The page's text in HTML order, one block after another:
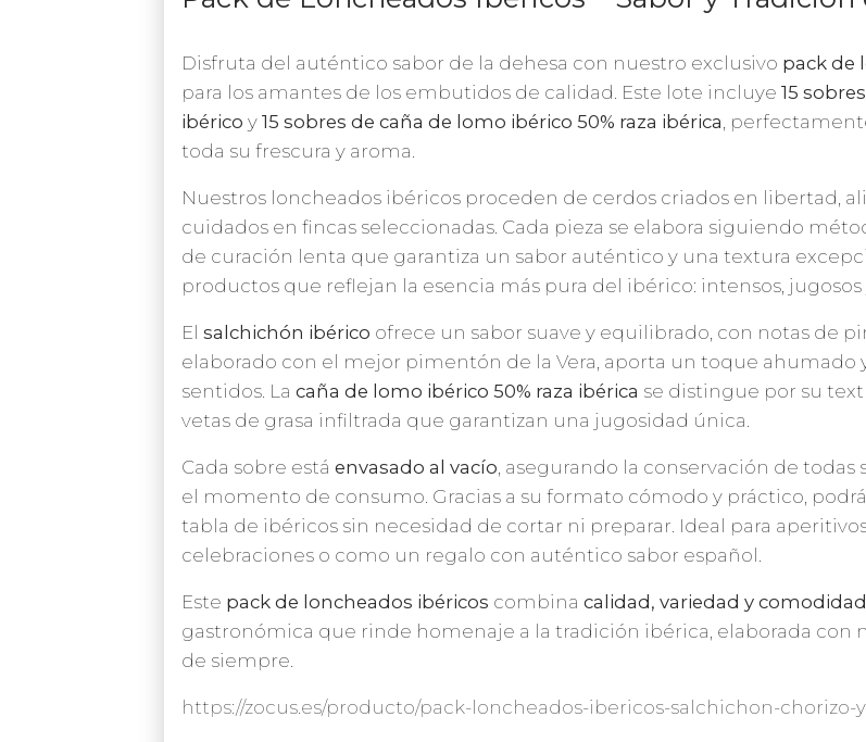
Disfruta del auténtico sabor de la dehesa con nuestro exclusivo pack de
para los amantes de los embutidos de calidad. Este lote incluye 15
ibérico y 15 sobres de caña de lomo ibérico 50% raza ibérica ,
toda su frescura y aroma.
Nuestros loncheados ibéricos proceden de cerdos criados en libertad,
cuidados en fincas seleccionadas. Cada pieza se elabora siguiendo
de curación lenta que garantiza un sabor auténtico y una textura
productos que reflejan la esencia más pura del ibérico: intensos,
El salchichón ibérico ofrece un sabor suave y equilibrado, con notas de
elaborado con el mejor pimentón de la Vera, aporta un toque
sentidos. La caña de lomo ibérico 50% raza ibérica se distingue por su
vetas de grasa infiltrada que garantizan una jugosidad única.
Cada sobre está envasado al vacío , asegurando la conservación de
el momento de consumo. Gracias a su formato cómodo y práctico,
tabla de ibéricos sin necesidad de cortar ni preparar. Ideal para
celebraciones o como un regalo con auténtico sabor español.
Este pack de loncheados ibéricos combina calidad, variedad y comodidad
gastronómica que rinde homenaje a la tradición ibérica, elaborada con
de siempre.
https://zocus.es/producto/pack-loncheados-ibericos-salchichon-chorizo-